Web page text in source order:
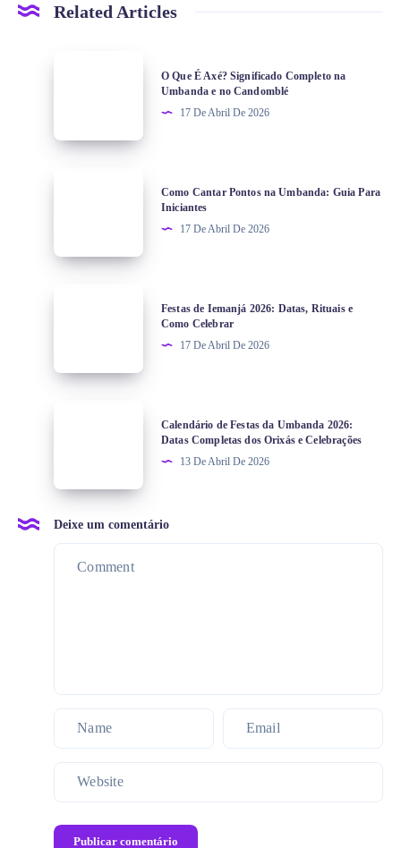
Related Articles
O Que É Axé? Significado Completo na
Umbanda e no Candomblé
17 De Abril De 2026
Como Cantar Pontos na Umbanda: Guia Para
Iniciantes
17 De Abril De 2026
Festas de Iemanjá 2026: Datas, Rituais e
Como Celebrar
17 De Abril De 2026
Calendário de Festas da Umbanda 2026:
Datas Completas dos Orixás e Celebrações
13 De Abril De 2026
Deixe um comentário
Publicar comentário